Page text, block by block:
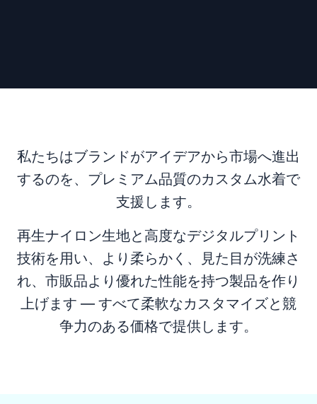
私たちはブランドがアイデアから市場へ進出
するのを、プレミアム品質のカスタム水着で
支援します。
再生ナイロン生地と高度なデジタルプリント
技術を用い、より柔らかく、見た目が洗練さ
れ、市販品より優れた性能を持つ製品を作り
上げます — すべて柔軟なカスタマイズと競
争力のある価格で提供します。